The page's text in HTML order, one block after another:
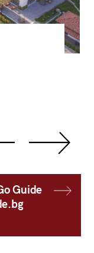
Guide